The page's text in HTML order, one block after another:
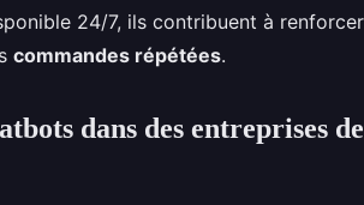
24/7, ils contribuent à
commandes répétées.
dans des entreprises